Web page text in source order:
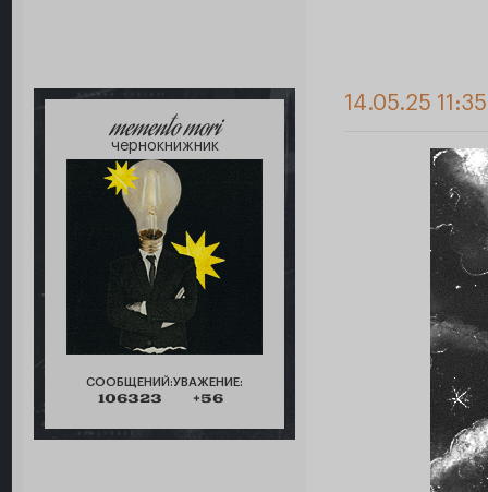
memento mori
чернокнижник
СООБЩЕНИЙ:
106323
УВАЖЕНИЕ:
+56
14.05.25